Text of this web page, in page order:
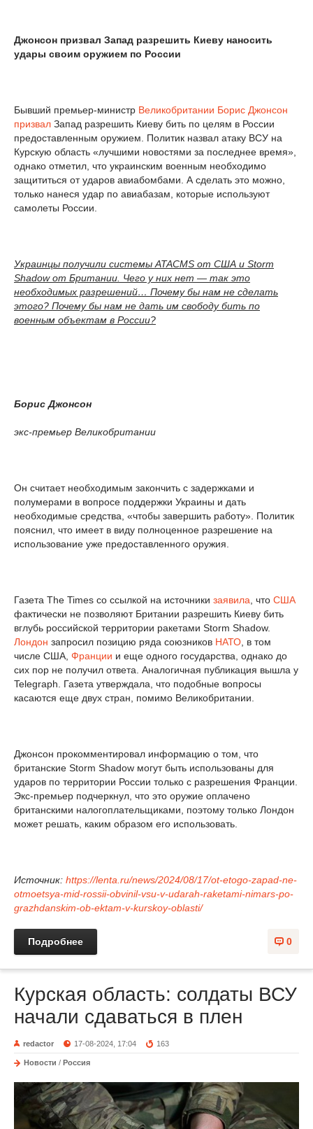
Джонсон призвал Запад разрешить Киеву наносить
удары своим оружием по России
Бывший премьер-министр Великобритании Борис Джонсон
призвал Запад разрешить Киеву бить по целям в России
предоставленным оружием. Политик назвал атаку ВСУ на
Курскую область «лучшими новостями за последнее время»,
однако отметил, что украинским военным необходимо
защититься от ударов авиабомбами. А сделать это можно,
только нанеся удар по авиабазам, которые используют
самолеты России.
Украинцы получили системы ATACMS от США и Storm
Shadow от Британии. Чего у них нет — так это
необходимых разрешений… Почему бы нам не сделать
этого? Почему бы нам не дать им свободу бить по
военным объектам в России?
Борис Джонсон
экс-премьер Великобритании
Он считает необходимым закончить с задержками и
полумерами в вопросе поддержки Украины и дать
необходимые средства, «чтобы завершить работу». Политик
пояснил, что имеет в виду полноценное разрешение на
использование уже предоставленного оружия.
Газета The Times со ссылкой на источники заявила , что США
фактически не позволяют Британии разрешить Киеву бить
вглубь российской территории ракетами Storm Shadow.
Лондон запросил позицию ряда союзников НАТО , в том
числе США, Франции и еще одного государства, однако до
сих пор не получил ответа. Аналогичная публикация вышла у
Telegraph. Газета утверждала, что подобные вопросы
касаются еще двух стран, помимо Великобритании.
Джонсон прокомментировал информацию о том, что
британские Storm Shadow могут быть использованы для
ударов по территории России только с разрешения Франции.
Экс-премьер подчеркнул, что это оружие оплачено
британскими налогоплательщиками, поэтому только Лондон
может решать, каким образом его использовать.
Источник: https://lenta.ru/news/2024/08/17/ot-etogo-zapad-ne-
otmoetsya-mid-rossii-obvinil-vsu-v-udarah-raketami-nimars-po-
grazhdanskim-ob-ektam-v-kurskoy-oblasti/
0
Подробнее
Курская область: солдаты ВСУ
начали сдаваться в плен
redactor 17-08-2024, 17:04 163
Новости / Россия